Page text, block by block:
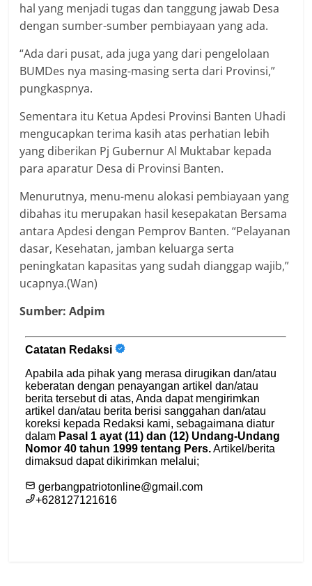
hal yang menjadi tugas dan tanggung jawab Desa
dengan sumber-sumber pembiayaan yang ada.
“Ada dari pusat, ada juga yang dari pengelolaan
BUMDes nya masing-masing serta dari Provinsi,”
pungkaspnya.
Sementara itu Ketua Apdesi Provinsi Banten Uhadi
mengucapkan terima kasih atas perhatian lebih
yang diberikan Pj Gubernur Al Muktabar kepada
para aparatur Desa di Provinsi Banten.
Menurutnya, menu-menu alokasi pembiayaan yang
dibahas itu merupakan hasil kesepakatan Bersama
antara Apdesi dengan Pemprov Banten. “Pelayanan
dasar, Kesehatan, jamban keluarga serta
peningkatan kapasitas yang sudah dianggap wajib,”
ucapnya.(Wan)
Sumber: Adpim